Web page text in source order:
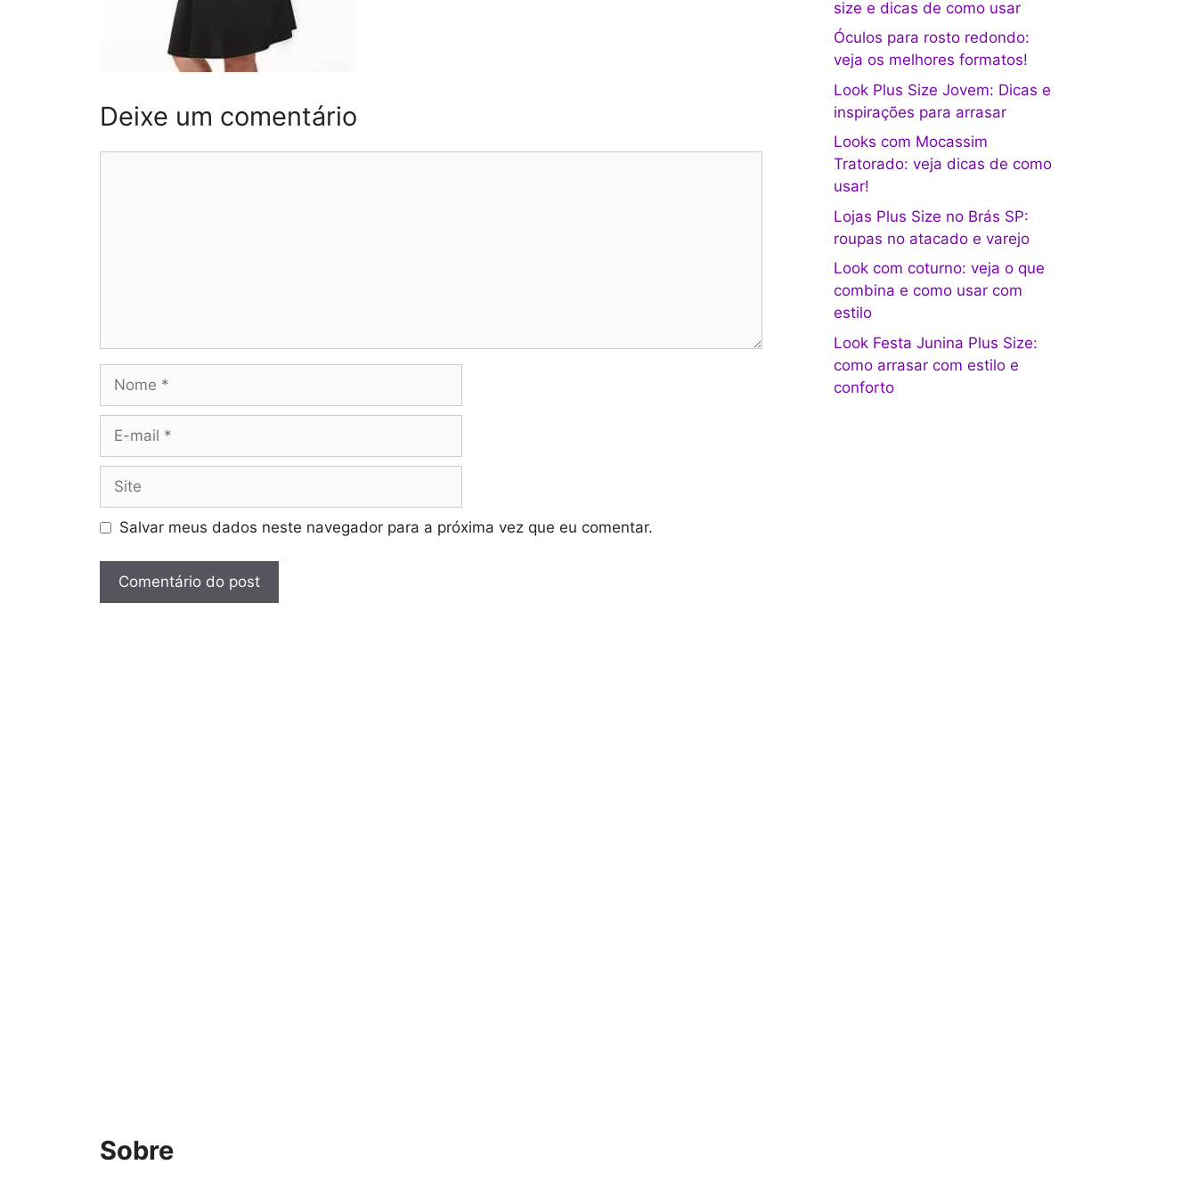
Deixe um comentário
mail
Salvar meus dados neste navegador para a próxima vez que eu comentar.
size e dicas de como usar
Óculos para rosto redondo:
veja os melhores formatos!
Look Plus Size Jovem: Dicas e
inspirações para arrasar
Looks com Mocassim
Tratorado: veja dicas de como
usar!
Lojas Plus Size no Brás SP:
roupas no atacado e varejo
Look com coturno: veja o que
combina e como usar com
estilo
Look Festa Junina Plus Size:
como arrasar com estilo e
conforto
Sobre